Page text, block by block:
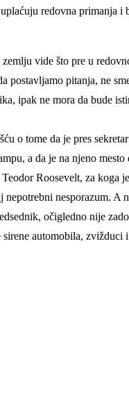
redovna primanja i
vide što pre u
pitanja, ne
ipak ne mora da bude
o tome da je pres
a da je na njeno
Roosevelt, za
nesporazum. A
očigledno nije
automobila,